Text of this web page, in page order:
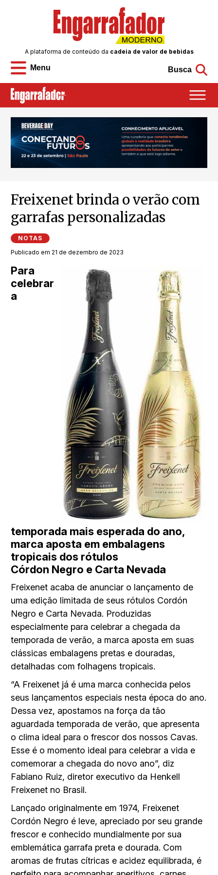
Menu
A plataforma de conteúdo da cadeia de valor de bebidas
Busca
Freixenet brinda o verão com
garrafas personalizadas
NOTAS
Publicado em 21 de dezembro de 2023
Para
celebrar
a
temporada mais esperada do ano,
marca aposta em embalagens
tropicais dos rótulos
Córdon Negro e Carta Nevada
Freixenet acaba de anunciar o lançamento de
uma edição limitada de seus rótulos Cordón
Negro e Carta Nevada. Produzidas
especialmente para celebrar a chegada da
temporada de verão, a marca aposta em suas
clássicas embalagens pretas e douradas,
detalhadas com folhagens tropicais.
“A Freixenet já é uma marca conhecida pelos
seus lançamentos especiais nesta época do ano.
Dessa vez, apostamos na força da tão
aguardada temporada de verão, que apresenta
o clima ideal para o frescor dos nossos Cavas.
Esse é o momento ideal para celebrar a vida e
comemorar a chegada do novo ano”, diz
Fabiano Ruiz, diretor executivo da Henkell
Freixenet no Brasil.
Lançado originalmente em 1974, Freixenet
Cordón Negro é leve, apreciado por seu grande
frescor e conhecido mundialmente por sua
emblemática garrafa preta e dourada. Com
aromas de frutas cítricas e acidez equilibrada, é